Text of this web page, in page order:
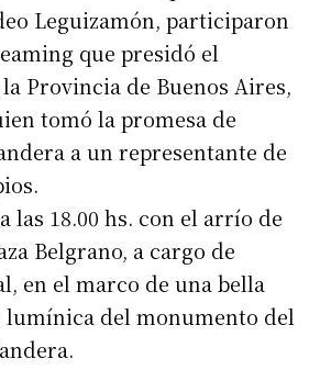
Leguizamón, participaron
que presidó el
Provincia de Buenos Aires,
tomó la promesa de
a un representante de
las 18.00 hs. con el arrío de
Belgrano, a cargo de
en el marco de una bella
lumínica del monumento del